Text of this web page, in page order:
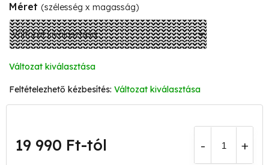
Méret (szélesség x magasság)
Változat kiválasztása
Változat kiválasztása
19 990 Ft-tól